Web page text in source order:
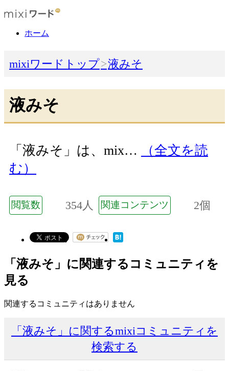
ホーム
mixiワードトップ 液みそ
液みそ
「液みそ」は、mix…
（全文を読
む）
閲覧数 354人 関連コンテンツ 2個
「液みそ」に関連するコミュニティを
見る
関連するコミュニティはありません
「液みそ」に関するmixiコミュニティを
検索する